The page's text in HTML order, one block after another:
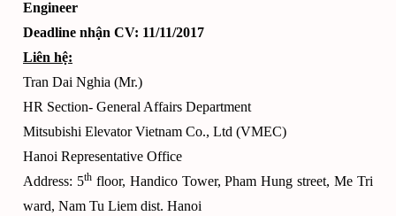
Engineer
Deadline nhận CV: 11/11/2017
Liên hệ:
Tran Dai Nghia (Mr.)
HR Section- General Affairs Department
Mitsubishi Elevator Vietnam Co., Ltd (VMEC)
Hanoi Representative Office
Address: 5thfloor, Handico Tower, Pham Hung street, Me Tri
ward, Nam Tu Liem dist. Hanoi